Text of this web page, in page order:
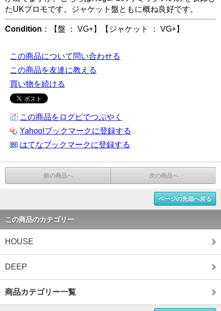
たUKプロモです。ジャケット盤ともに概ね良好です。
Condition ：【盤 ： VG+】【ジャケット ： VG+】
この商品について問い合わせる
この商品を友達に教える
買い物を続ける
この商品をログピでつぶやく
Yahoo!ブックマークに登録する
はてなブックマークに登録する
前の商品へ 次の商品へ
ページの先頭へ戻る
この商品のカテゴリー
HOUSE
DEEP
商品カテゴリー一覧